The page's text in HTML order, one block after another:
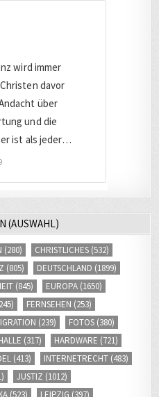
(AUSWAHL)
(280) CHRISTLICHES (532)
(805) DEUTSCHLAND (1899)
(845) EUROPA (1650)
FERNSEHEN (253)
(239) FOTOS (380)
(317) HARDWARE (721)
(413) INTERNETRECHT (483)
JUSTIZ (1012)
(523) LEIPZIG (397)